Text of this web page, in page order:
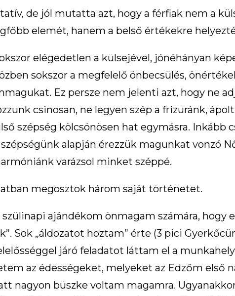
de jól mutatta azt, hogy a férfiak nem a
elemét, hanem a belső értékekre
elégedetlen a külsejével, jónéhányan
sokszor a megfelelő önbecsülés,
Ez persze nem jelenti azt, hogy ne
csinosan, ne legyen szép a frizuránk,
szépség kölcsönösen hat egymásra. Inkább
alapján érezzük magunkat vonzó
varázsol minket széppé.
megosztok három saját történetet.
ajándékom önmagam számára, hogy
Sok „áldozatot hoztam” érte (3 pici
járó feladatot láttam el a
az édességeket, melyeket az Edzőm első
nagyon büszke voltam magamra.